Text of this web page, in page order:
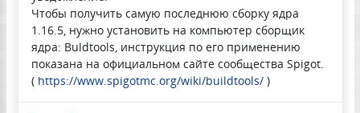
Чтобы получить самую последнюю сборку ядра
1.16.5, нужно установить на компьютер сборщик
ядра: Buldtools, инструкция по его применению
показана на официальном сайте сообщества Spigot.
( https://www.spigotmc.org/wiki/buildtools/)